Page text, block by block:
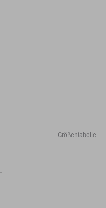
Größentabelle